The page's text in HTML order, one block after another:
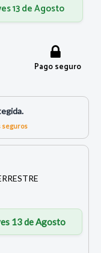
13 de Agosto
Pago seguro
seguros
13 de Agosto